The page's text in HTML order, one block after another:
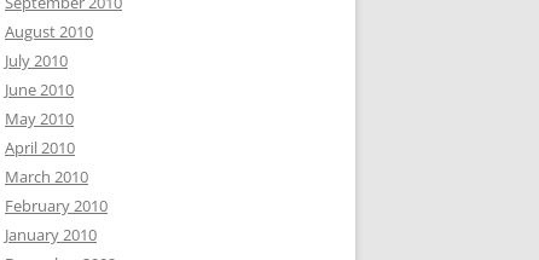
August 2010
July 2010
June 2010
May 2010
April 2010
March 2010
February 2010
January 2010